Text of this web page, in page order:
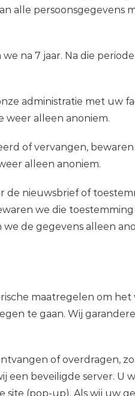
alle persoonsgegevens
na 7 jaar. Na die
administratie met uw
weer alleen anoniem.
of vervangen,
alleen anoniem.
de nieuwsbrief of
we die
de gegevens alleen
maatregelen om
te gaan. Wij
of overdragen,
een beveiligde server. U
(pop-up). Als wij uw